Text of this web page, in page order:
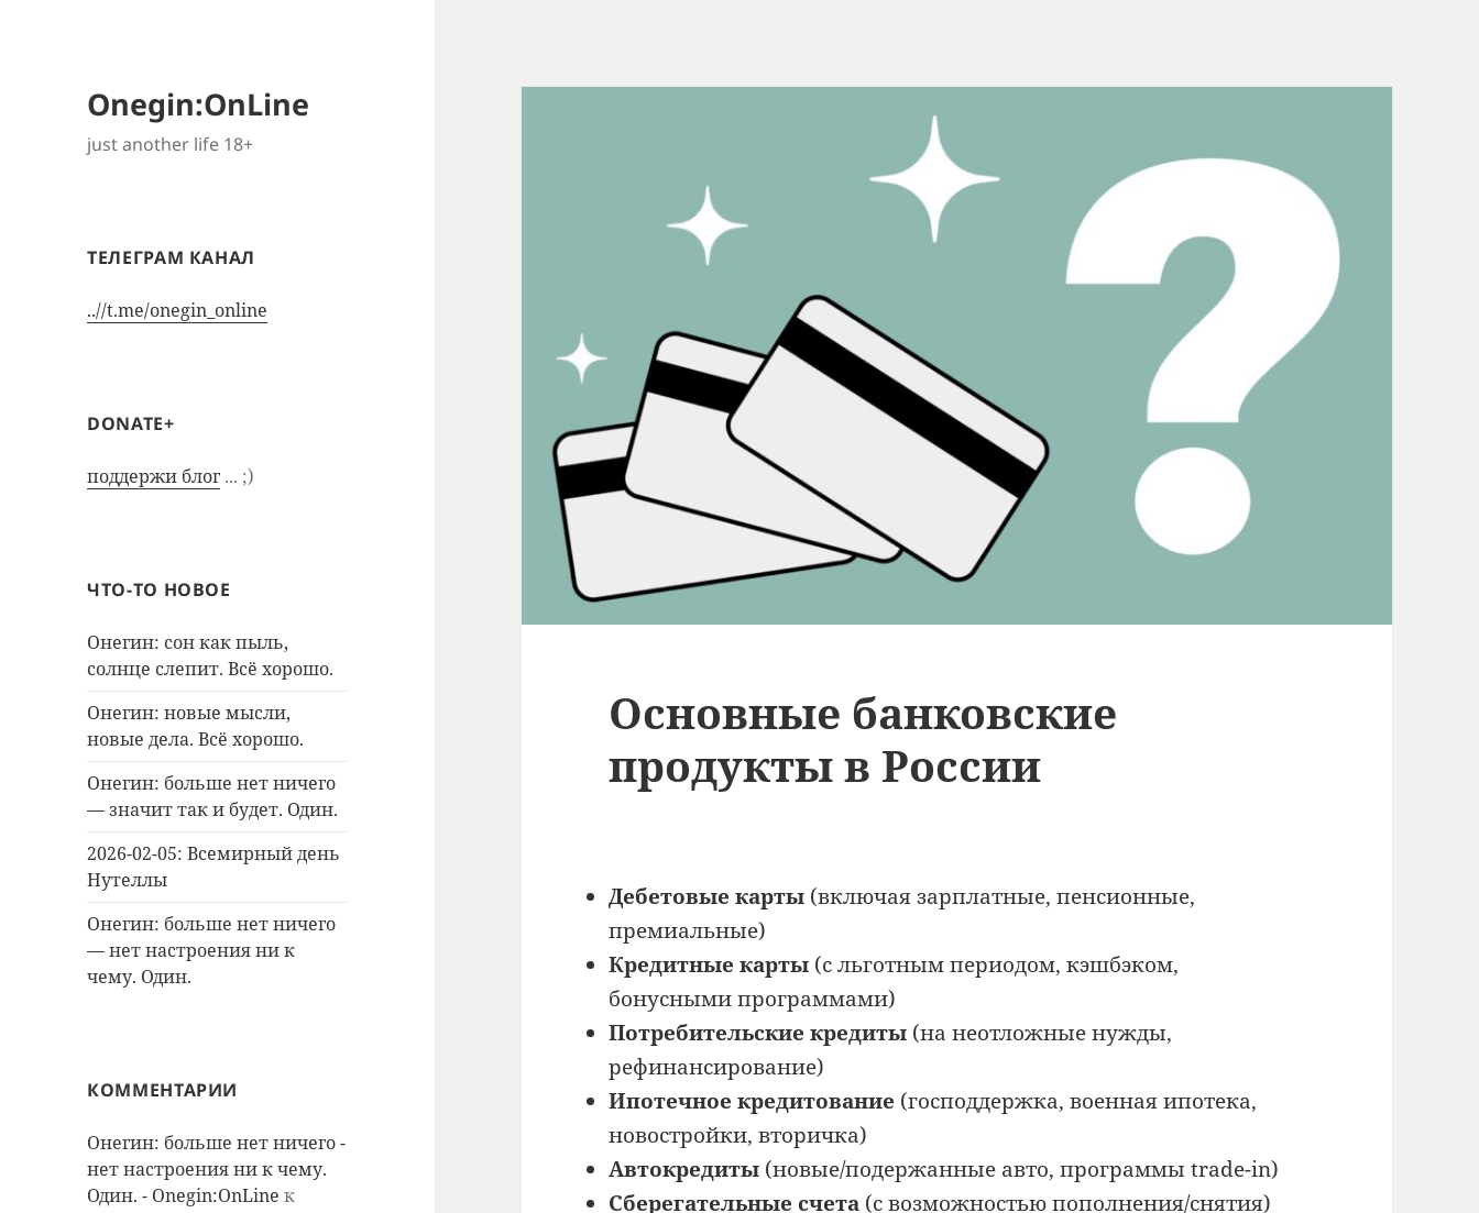
Onegin:OnLine
just another life 18+
ТЕЛЕГРАМ КАНАЛ
..//t.me/onegin_online
DONATE+
поддержи блог ... ;)
ЧТО-ТО НОВОЕ
Онегин: сон как пыль,
солнце слепит. Всё хорошо.
Онегин: новые мысли,
новые дела. Всё хорошо.
Онегин: больше нет ничего
— значит так и будет. Один.
2026-02-05: Всемирный день
Нутеллы
Онегин: больше нет ничего
— нет настроения ни к
чему. Один.
КОММЕНТАРИИ
Онегин: больше нет ничего -
нет настроения ни к чему.
Один. - Onegin:OnLine к
Основные банковские
продукты в России
Дебетовые карты (включая зарплатные, пенсионные,
премиальные)
Кредитные карты (с льготным периодом, кэшбэком,
бонусными программами)
Потребительские кредиты (на неотложные нужды,
рефинансирование)
Ипотечное кредитование (господдержка, военная ипотека,
новостройки, вторичка)
Автокредиты (новые/подержанные авто, программы trade-in)
Сберегательные счета (с возможностью пополнения/снятия)